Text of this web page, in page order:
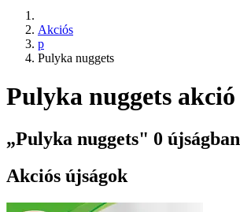
Akciós
p
Pulyka nuggets
Pulyka nuggets akció
„Pulyka nuggets" 0
Akciós újságok